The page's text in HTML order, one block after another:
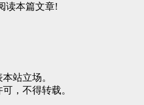
读本篇文章!
站立场。
，不得转载。